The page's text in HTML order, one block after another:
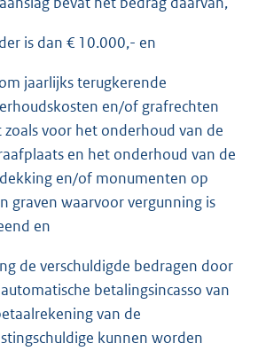
is dan € 10.000,- en
jaarlijks terugkerende
en/of grafrechten
zoals voor het onderhoud van de
en het onderhoud van de
en/of monumenten op
graven waarvoor vergunning is
en
de verschuldigde bedragen door
betalingsincasso van
van de
kunnen worden